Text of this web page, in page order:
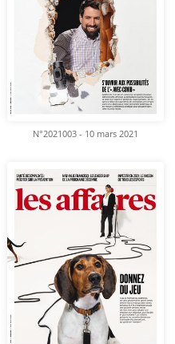
N°2021003 - 10 mars 2021